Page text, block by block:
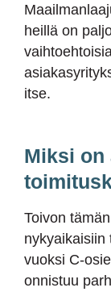
heillä on
itse.
Miksi on
Toivon
nykyaikaisiin
vuoksi C-
onnistuu